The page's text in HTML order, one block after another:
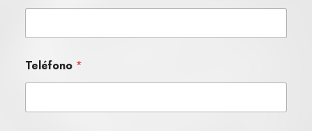
Teléfono *